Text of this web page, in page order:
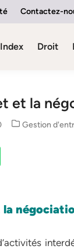
Contactez-
Index Droit
et la
Posted
Gestion